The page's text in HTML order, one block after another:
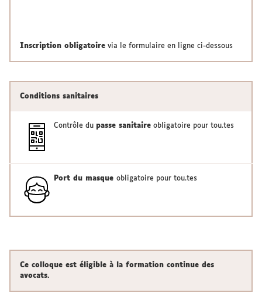
Inscription obligatoire via le formulaire en ligne ci-dessous
Conditions sanitaires
Contrôle du passe sanitaire obligatoire pour tou.tes
Port du masque obligatoire pour tou.tes
Ce colloque est éligible à la formation continue des
avocats.